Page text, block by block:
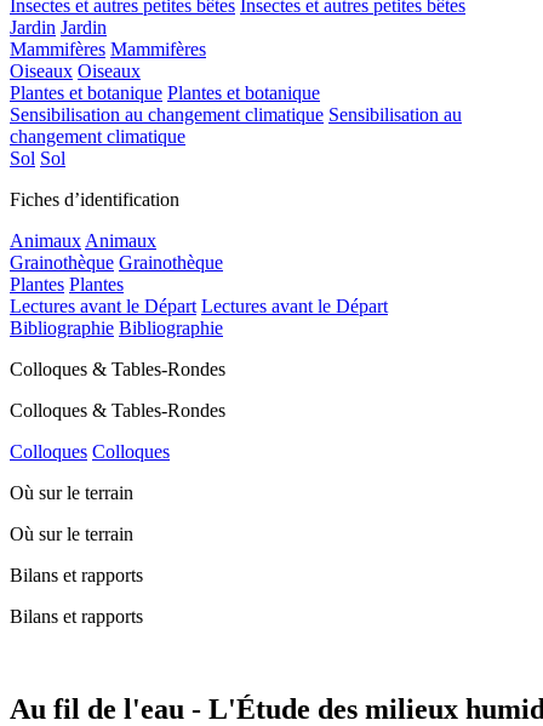
Insectes et autres petites bêtes Insectes et autres petites bêtes
Jardin Jardin
Mammifères Mammifères
Oiseaux Oiseaux
Plantes et botanique Plantes et botanique
Sensibilisation au changement climatique Sensibilisation au
changement climatique
Sol Sol
Fiches d’identification
Animaux Animaux
Grainothèque Grainothèque
Plantes Plantes
Lectures avant le Départ Lectures avant le Départ
Bibliographie Bibliographie
Colloques & Tables-Rondes
Colloques & Tables-Rondes
Colloques Colloques
Où sur le terrain
Où sur le terrain
Bilans et rapports
Bilans et rapports
Au fil de l'eau - L'Étude des milieux